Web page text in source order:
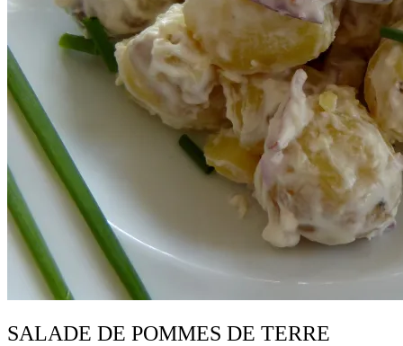
SALADE DE POMMES DE TERRE